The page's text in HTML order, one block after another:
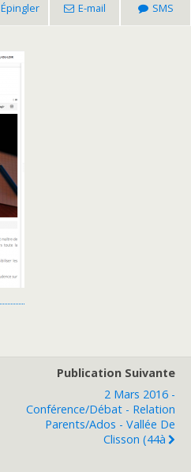
Épingler E-mail SMS
Publication Suivante
2 Mars 2016 -
Conférence/Débat - Relation
Parents/ados - Vallée De
Clisson (44à